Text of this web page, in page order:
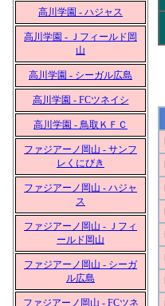
高川学園 - ハジャス
高川学園 - Ｊフィールド岡
山
高川学園 - シーガル広島
高川学園 - FCツネイシ
高川学園 - 鳥取ＫＦＣ
ファジアーノ岡山 - サンフ
レくにびき
ファジアーノ岡山 - ハジャ
ス
ファジアーノ岡山 - Ｊフィ
ールド岡山
ファジアーノ岡山 - シーガ
ル広島
ファジアーノ岡山 - FCツネ